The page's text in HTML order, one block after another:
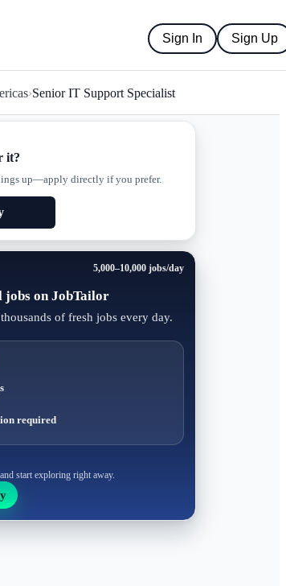
Sign In Sign Up
›Senior IT Support Specialist
it?
up—apply directly if you prefer.
5,000–10,000 jobs/day
jobs on JobTailor
thousands of fresh jobs every day.
required
start exploring right away.